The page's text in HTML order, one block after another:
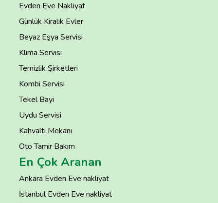
Evden Eve Nakliyat
Günlük Kiralık Evler
Beyaz Eşya Servisi
Klima Servisi
Temizlik Şirketleri
Kombi Servisi
Tekel Bayi
Uydu Servisi
Kahvaltı Mekanı
Oto Tamir Bakım
En Çok Aranan
Ankara Evden Eve nakliyat
İstanbul Evden Eve nakliyat